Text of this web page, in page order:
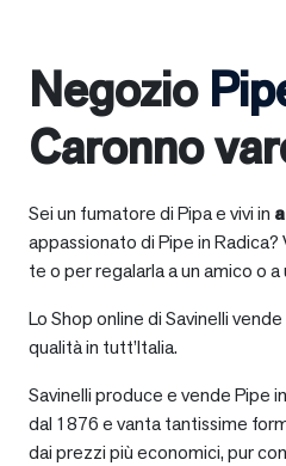
Negozio
Caronno
Sei un fumatore di Pipa e vivi in a
appassionato di Pipe in
te o per regalarla a un amico o a
Lo Shop online di Savinelli
qualità in tutt’Italia.
Savinelli produce e vende Pipe
dal 1876 e vanta tantissime
dai prezzi più economici, pur